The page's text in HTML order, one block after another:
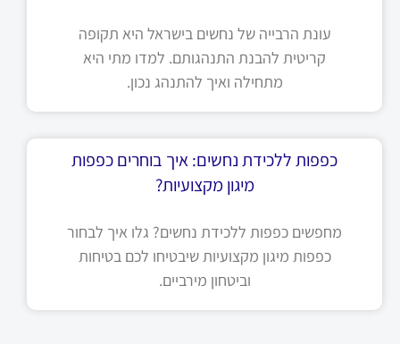
עונת הרבייה של נחשים בישראל היא תקופה
קריטית להבנת התנהגותם. למדו מתי היא
מתחילה ואיך להתנהג נכון.
כפפות ללכידת נחשים: איך בוחרים כפפות
מיגון מקצועיות?
מחפשים כפפות ללכידת נחשים? גלו איך לבחור
כפפות מיגון מקצועיות שיבטיחו לכם בטיחות
וביטחון מירביים.